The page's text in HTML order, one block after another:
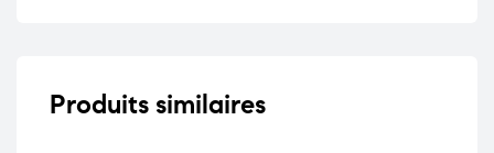
Produits similaires